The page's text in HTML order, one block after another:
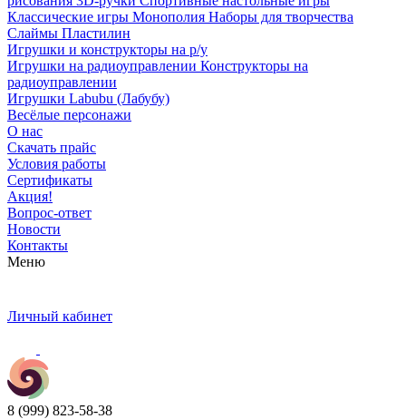
Классические игры Монополия Наборы для творчества
Слаймы Пластилин
Игрушки и конструкторы на р/у
Игрушки на радиоуправлении Конструкторы на
радиоуправлении
Игрушки Labubu (Лабубу)
Весёлые персонажи
О нас
Скачать прайс
Условия работы
Сертификаты
Акция!
Вопрос-ответ
Новости
Контакты
Меню
Личный кабинет
8 (999) 823-58-38